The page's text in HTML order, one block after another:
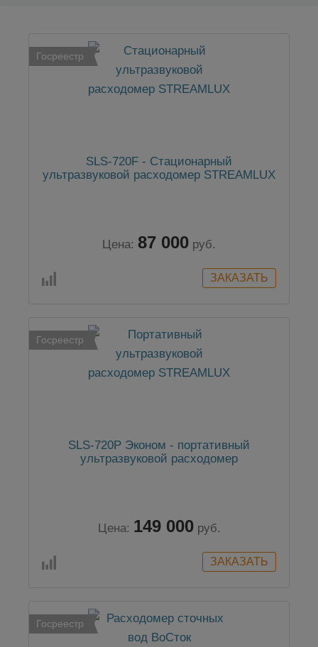
Госреестр
SLS-720F - Стационарный
ультразвуковой расходомер STREAMLUX
Цена: 87 000 руб.
Госреестр
SLS-720P Эконом - портативный
ультразвуковой расходомер
Цена: 149 000 руб.
Госреестр